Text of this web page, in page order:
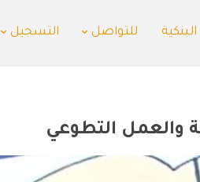
للتواصل التسجيل
والعمل التطوعي